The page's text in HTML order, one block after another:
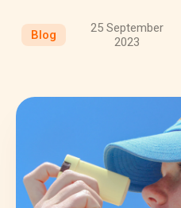
Blog
25 September
2023